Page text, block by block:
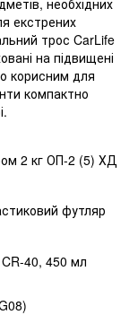
екстрених
трос CarLife
на підвищені
корисним для
компактно
2 кг ОП-2 (5) ХД
футляр
40, 450 мл